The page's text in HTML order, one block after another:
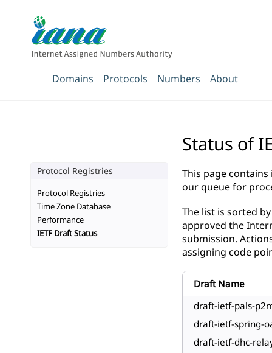
Domains Protocols Numbers About
Status of
This page
our queue for
The list is sorted
approved the
submission.
assigning code
Draft Name
draft-ietf-pals-
draft-ietf-spring-
draft-ietf-dhc-
Protocol Registries
Protocol Registries
Time Zone Database
Performance
IETF Draft Status